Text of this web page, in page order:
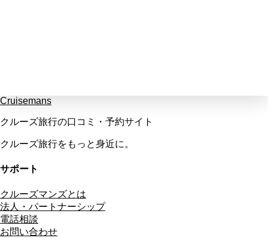
Cruisemans
クルーズ旅行の口コミ・予約サイト
クルーズ旅行をもっと身近に。
サポート
クルーズマンズとは
法人・パートナーシップ
電話相談
お問い合わせ